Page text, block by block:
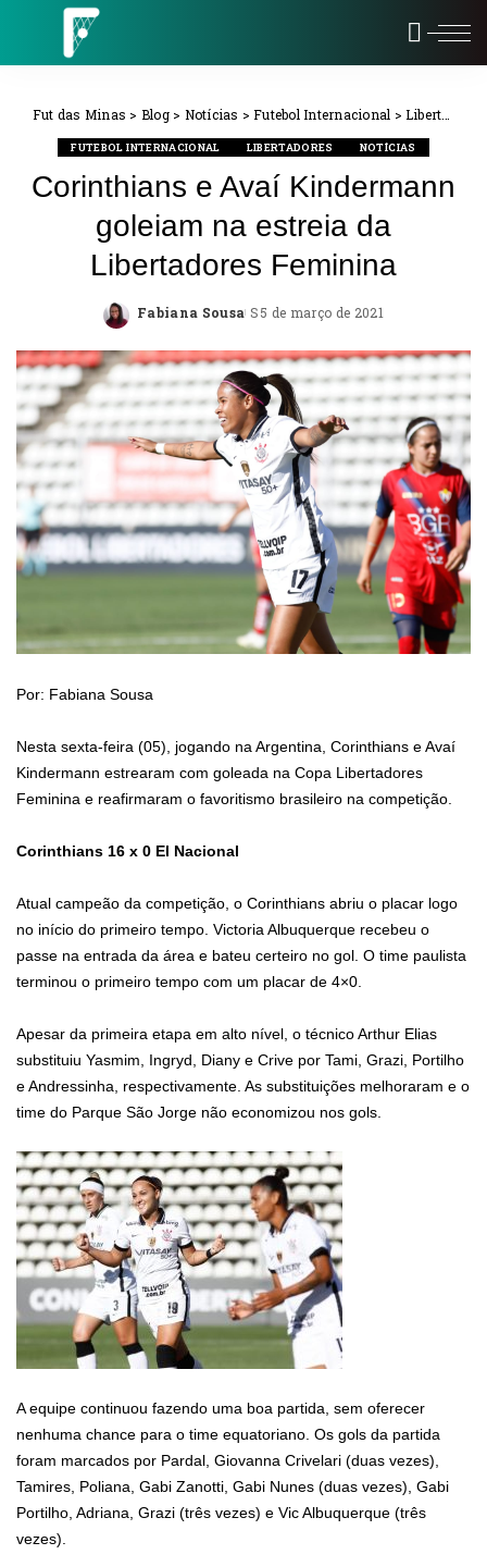
Fut das Minas > Blog> Notícias >Futebol Internacional > Libertadores
FUTEBOL INTERNACIONAL LIBERTADORES NOTÍCIAS
Corinthians e Avaí Kindermann
goleiam na estreia da
Libertadores Feminina
Posted
Fabiana Sousa 5 de março de 2021
Por: Fabiana Sousa
Nesta sexta-feira (05), jogando na Argentina, Corinthians e Avaí
Kindermann estrearam com goleada na Copa Libertadores
Feminina e reafirmaram o favoritismo brasileiro na competição.
Corinthians 16 x 0 El Nacional
Atual campeão da competição, o Corinthians abriu o placar logo
no início do primeiro tempo. Victoria Albuquerque recebeu o
passe na entrada da área e bateu certeiro no gol. O time paulista
terminou o primeiro tempo com um placar de 4×0.
Apesar da primeira etapa em alto nível, o técnico Arthur Elias
substituiu Yasmim, Ingryd, Diany e Crive por Tami, Grazi, Portilho
e Andressinha, respectivamente. As substituições melhoraram e o
time do Parque São Jorge não economizou nos gols.
A equipe continuou fazendo uma boa partida, sem oferecer
nenhuma chance para o time equatoriano. Os gols da partida
foram marcados por Pardal, Giovanna Crivelari (duas vezes),
Tamires, Poliana, Gabi Zanotti, Gabi Nunes (duas vezes), Gabi
Portilho, Adriana, Grazi (três vezes) e Vic Albuquerque (três
vezes).